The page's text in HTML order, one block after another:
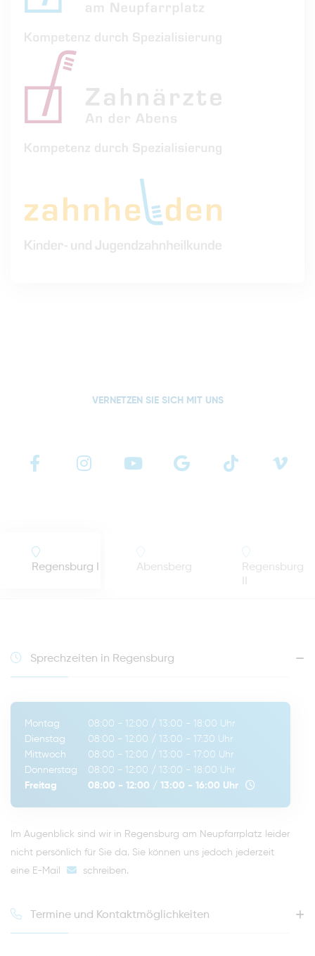
VERNETZEN SIE SICH MIT UNS
Regensburg I Abensberg
Regensburg
Sprechzeiten in Regensburg
Montag 08:00 - 12:00 / 13:00 - 18:00 Uhr
Dienstag
08:00 - 12:00 / 13:00 - 17:30 Uhr
Mittwoch
08:00 - 12:00 / 13:00 - 17:00 Uhr
Donnerstag
08:00 - 12:00 / 13:00 - 18:00 Uhr
Freitag
08:00 - 12:00 / 13:00 - 16:00 Uhr
Im Augenblick sind wir in Regensburg am Neupfarrplatz leider
nicht persönlich für Sie da. Sie können uns jedoch jederzeit
eine E-Mail
schreiben.
Termine und Kontaktmöglichkeiten